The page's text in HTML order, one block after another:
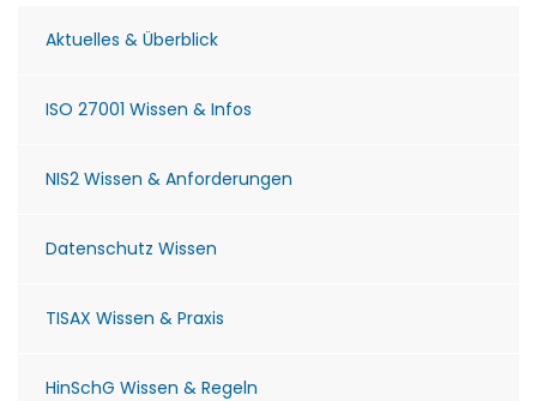
Aktuelles & Überblick
ISO 27001 Wissen & Infos
NIS2 Wissen & Anforderungen
Datenschutz Wissen
TISAX Wissen & Praxis
HinSchG Wissen & Regeln